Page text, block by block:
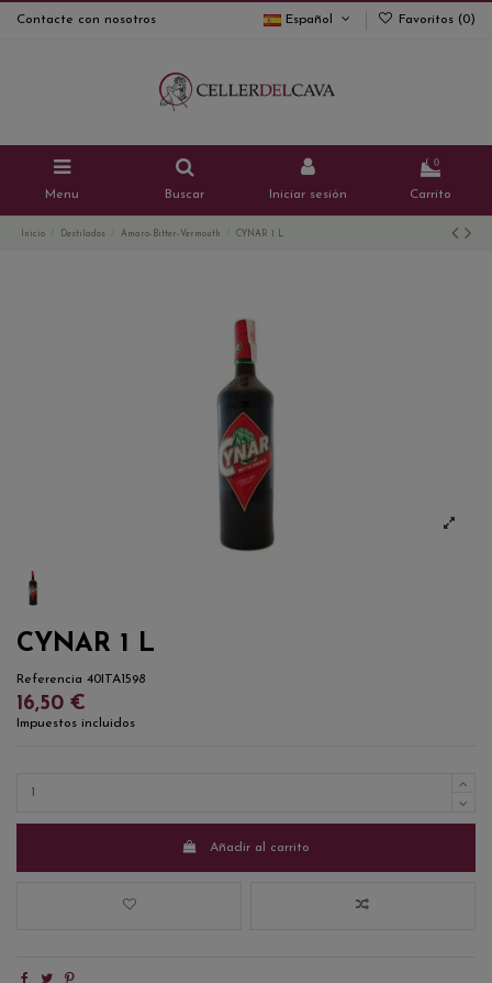
Contacte con nosotros Español Favoritos (0)
Menu Buscar Iniciar sesión
0
Carrito
Inicio Destilados Amaro-Bitter-Vermouth CYNAR 1 L
CYNAR 1 L
Referencia 40ITA1598
16,50 €
Impuestos incluidos
Añadir al carrito